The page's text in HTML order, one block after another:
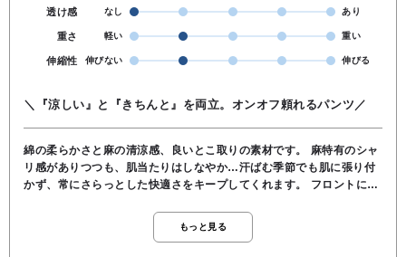
透け感 なし あり
重さ 軽い 重い
伸縮性 伸びない 伸びる
＼『涼しい』と『きちんと』を両立。オンオフ頼れるパンツ／
綿の柔らかさと麻の清涼感、良いとこ取りの素材です。 麻特有のシャ
リ感がありつつも、肌当たりはしなやか…汗ばむ季節でも肌に張り付
かず、常にさらっとした快適さをキープしてくれます。 フロントにタ
で、小柄な方でもバランス良く着こなせます。 ブラウスでキレイめに
もっと見る